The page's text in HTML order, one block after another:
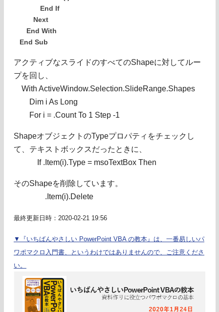
End If
Next
End With
End Sub
アクティブなスライドのすべてのShapeに対してルー
プを回し、
With ActiveWindow.Selection.SlideRange.Shapes
Dim i As Long
For i = .Count To 1 Step -1
ShapeオブジェクトのTypeプロパティをチェックし
て、テキストボックスだったときに、
If .Item(i).Type = msoTextBox Then
そのShapeを削除しています。
.Item(i).Delete
最終更新日時：2020-02-21 19:56
▼『いちばんやさしい PowerPoint VBA の教本』は、一番易しいパ
ワポマクロ入門書、というわけではありませんので、ご注意くださ
い。